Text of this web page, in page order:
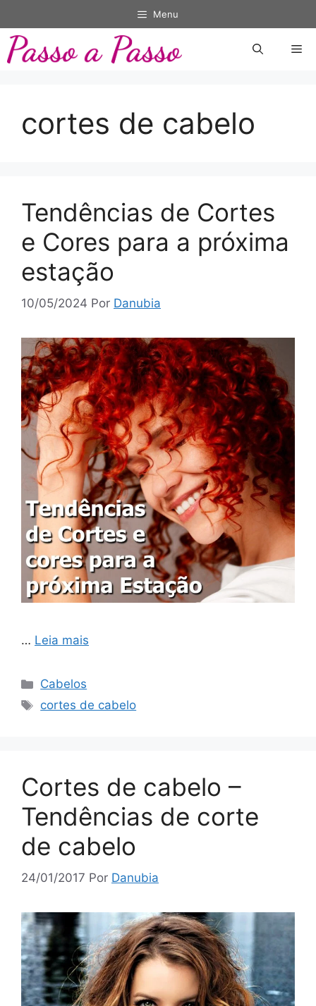
para
conteúdo
Menu
cortes de cabelo
Tendências de Cortes
e Cores para a próxima
estação
10/05/2024 Por Danubia
… Leia mais
Categorias
Cabelos
Tags
cortes de cabelo
Cortes de cabelo –
Tendências de corte
de cabelo
24/01/2017 Por Danubia